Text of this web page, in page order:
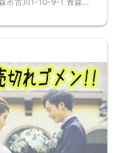
になる場合は開始
青森センターホテル（施設内駐車場有:有料） 青森県青森市古川1-10-9-1 青森センターホテル 2F会議室